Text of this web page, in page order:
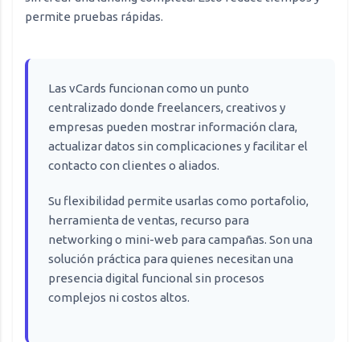
permite pruebas rápidas.
Las vCards funcionan como un punto
centralizado donde freelancers, creativos y
empresas pueden mostrar información clara,
actualizar datos sin complicaciones y facilitar el
contacto con clientes o aliados.
Su flexibilidad permite usarlas como portafolio,
herramienta de ventas, recurso para
networking o mini-web para campañas. Son una
solución práctica para quienes necesitan una
presencia digital funcional sin procesos
complejos ni costos altos.